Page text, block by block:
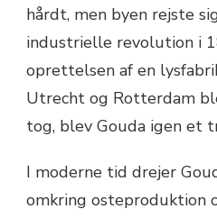
hårdt, men byen rejste
industrielle revolution i
oprettelsen af en
Utrecht og Rotterdam
tog, blev Gouda igen et
I moderne tid drejer
omkring osteproduktion